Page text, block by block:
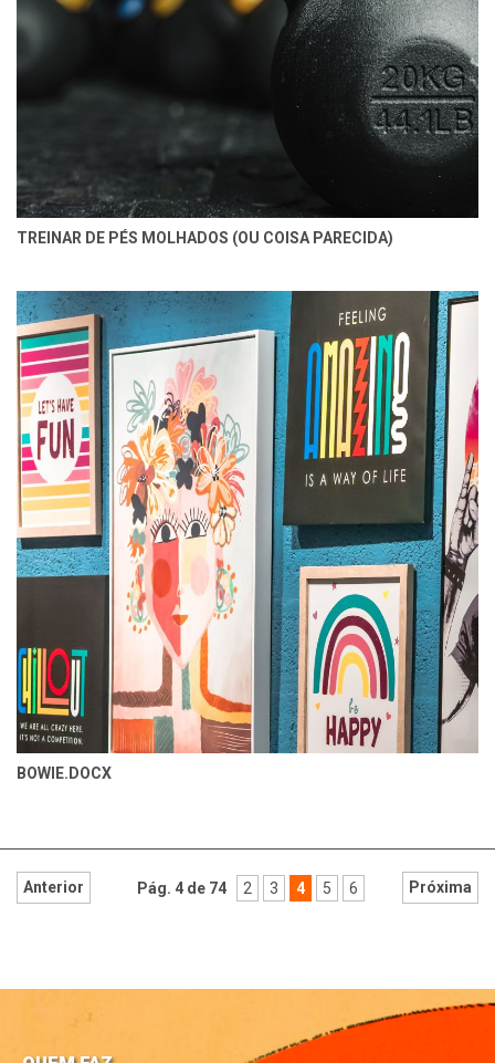
TREINAR DE PÉS MOLHADOS (OU COISA PARECIDA)
BOWIE.DOCX
Pág. 4 de 74
Anterior 2 3 4 5 6 Próxima